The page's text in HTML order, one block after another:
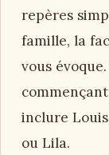
repères
famille, la
vous
inclure
ou Lila.